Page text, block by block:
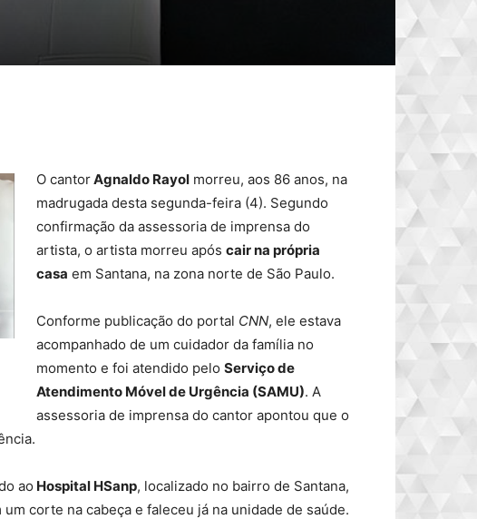
O cantorAgnaldo Rayol morreu, aos 86 anos, na
madrugada desta segunda-feira (4). Segundo
confirmação da assessoria de imprensa do
artista, o artista morreu após cair na própria
casa em Santana, na zona norte de São Paulo.
Conforme publicação do portal CNN, ele estava
acompanhado de um cuidador da família no
momento e foi atendido pelo Serviço de
Atendimento Móvel de Urgência (SAMU). A
assessoria de imprensa do cantor apontou que o
ao Hospital HSanp, localizado no bairro de Santana,
corte na cabeça e faleceu já na unidade de saúde.